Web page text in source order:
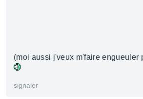
(moi aussi j'veux m'faire engueuler
signaler